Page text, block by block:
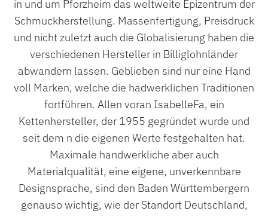
in und um Pforzheim das weltweite Epizentrum der
Schmuckherstellung. Massenfertigung, Preisdruck
und nicht zuletzt auch die Globalisierung haben die
verschiedenen Hersteller in Billiglohnländer
abwandern lassen. Geblieben sind nur eine Hand
voll Marken, welche die hadwerklichen Traditionen
fortführen. Allen voran IsabelleFa, ein
Kettenhersteller, der 1955 gegründet wurde und
seit dem n die eigenen Werte festgehalten hat.
Maximale handwerkliche aber auch
Materialqualität, eine eigene, unverkennbare
Designsprache, sind den Baden Württembergern
genauso wichtig, wie der Standort Deutschland,